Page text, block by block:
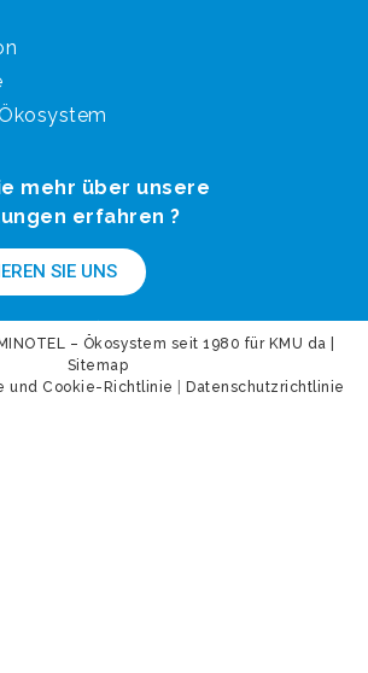
mehr über unsere
erfahren ?
SIE UNS
– Ökosystem seit 1980 für KMU da |
Sitemap
und Cookie-Richtlinie
Datenschutzrichtlinie